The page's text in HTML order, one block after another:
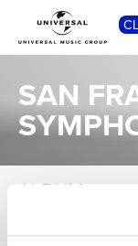
SAN
ALBUM